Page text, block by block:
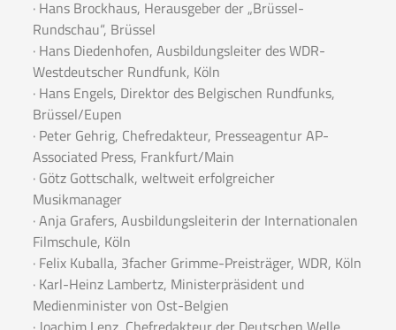
· Hans Brockhaus, Herausgeber der „Brüssel-
Rundschau“, Brüssel
· Hans Diedenhofen, Ausbildungsleiter des WDR-
Westdeutscher Rundfunk, Köln
· Hans Engels, Direktor des Belgischen Rundfunks,
Brüssel/Eupen
· Peter Gehrig, Chefredakteur, Presseagentur AP-
Associated Press, Frankfurt/Main
· Götz Gottschalk, weltweit erfolgreicher
Musikmanager
· Anja Grafers, Ausbildungsleiterin der Internationalen
Filmschule, Köln
· Felix Kuballa, 3facher Grimme-Preisträger, WDR, Köln
· Karl-Heinz Lambertz, Ministerpräsident und
Medienminister von Ost-Belgien